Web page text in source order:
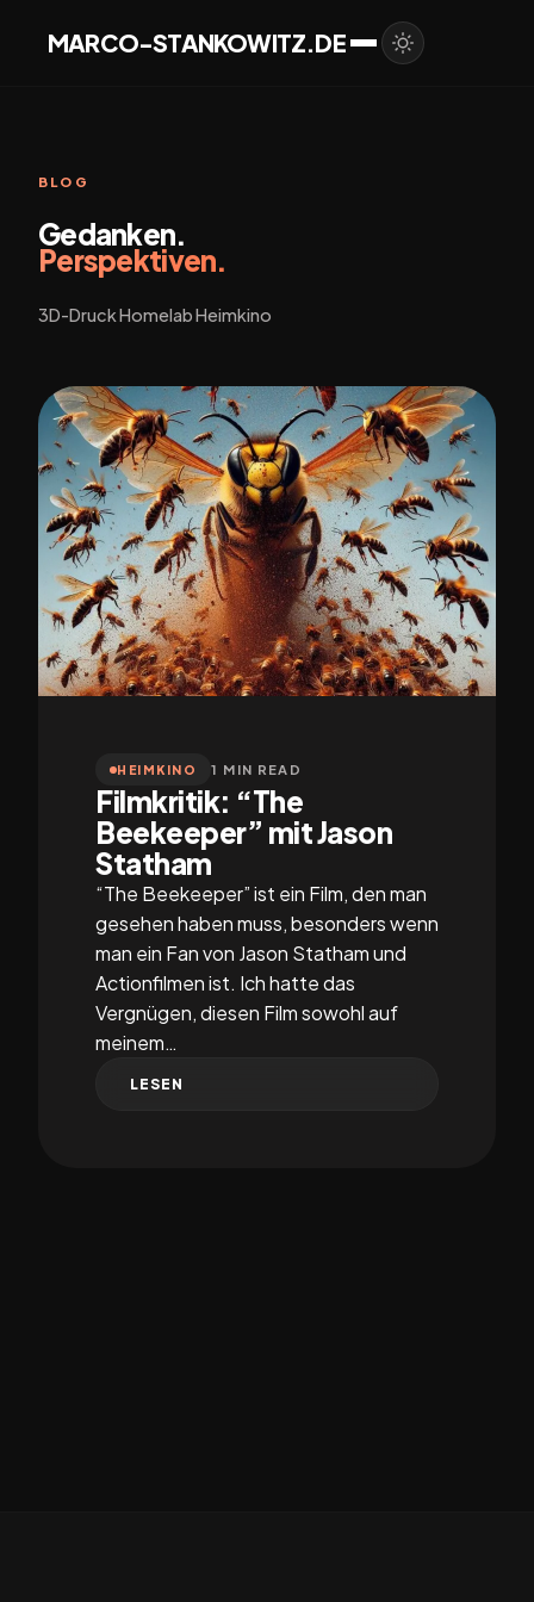
MARCO-STANKOWITZ.DE
BLOG
Gedanken.
Perspektiven.
3D-Druck Homelab Heimkino
HEIMKINO 1 MIN READ
Filmkritik: “The
Beekeeper” mit Jason
Statham
“The Beekeeper” ist ein Film, den man
gesehen haben muss, besonders wenn
man ein Fan von Jason Statham und
Actionfilmen ist. Ich hatte das
Vergnügen, diesen Film sowohl auf
meinem…
LESEN